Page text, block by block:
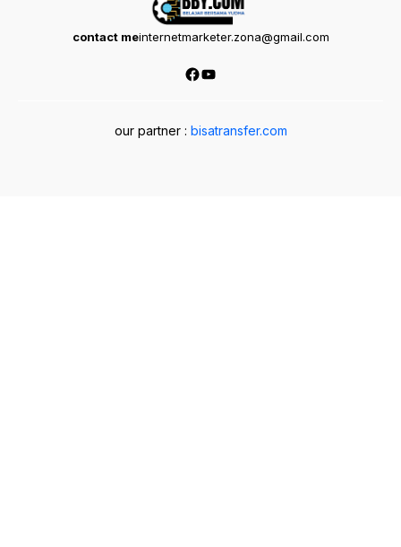
contact meinternetmarketer.zona@gmail.com
Facebook
YouTube
our partner : bisatransfer.com